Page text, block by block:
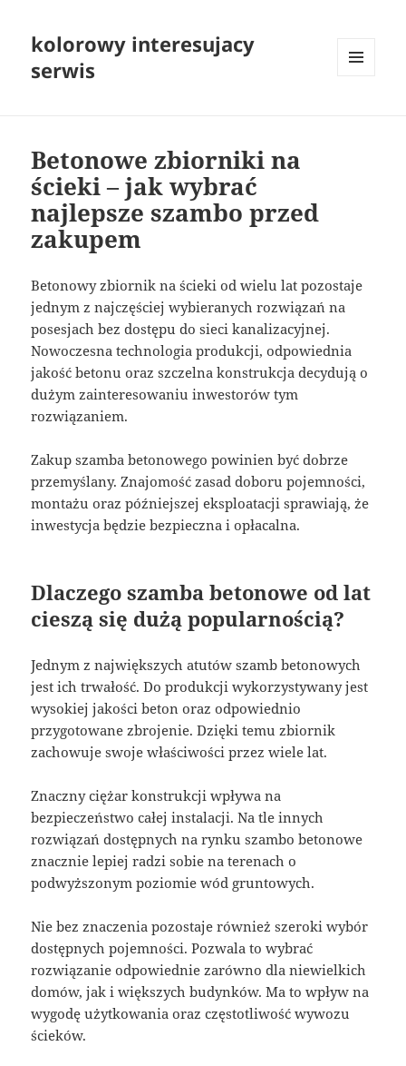
kolorowy interesujacy
serwis
Betonowe zbiorniki na
ścieki – jak wybrać
najlepsze szambo przed
zakupem
Betonowy zbiornik na ścieki od wielu lat pozostaje
jednym z najczęściej wybieranych rozwiązań na
posesjach bez dostępu do sieci kanalizacyjnej.
Nowoczesna technologia produkcji, odpowiednia
jakość betonu oraz szczelna konstrukcja decydują o
dużym zainteresowaniu inwestorów tym
rozwiązaniem.
Zakup szamba betonowego powinien być dobrze
przemyślany. Znajomość zasad doboru pojemności,
montażu oraz późniejszej eksploatacji sprawiają, że
inwestycja będzie bezpieczna i opłacalna.
Dlaczego szamba betonowe od lat
cieszą się dużą popularnością?
Jednym z największych atutów szamb betonowych
jest ich trwałość. Do produkcji wykorzystywany jest
wysokiej jakości beton oraz odpowiednio
przygotowane zbrojenie. Dzięki temu zbiornik
zachowuje swoje właściwości przez wiele lat.
Znaczny ciężar konstrukcji wpływa na
bezpieczeństwo całej instalacji. Na tle innych
rozwiązań dostępnych na rynku szambo betonowe
znacznie lepiej radzi sobie na terenach o
podwyższonym poziomie wód gruntowych.
Nie bez znaczenia pozostaje również szeroki wybór
dostępnych pojemności. Pozwala to wybrać
rozwiązanie odpowiednie zarówno dla niewielkich
domów, jak i większych budynków. Ma to wpływ na
wygodę użytkowania oraz częstotliwość wywozu
ścieków.